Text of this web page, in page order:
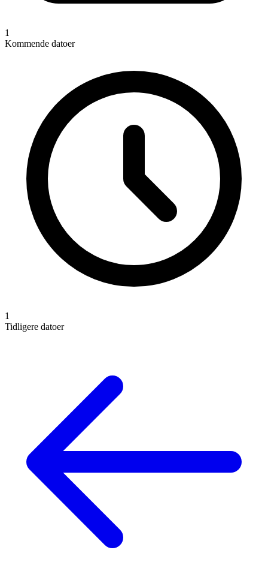
1
Kommende datoer
1
Tidligere datoer